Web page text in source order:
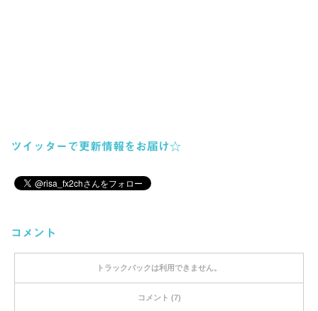
ツイッターで更新情報をお届け☆
コメント
トラックバックは利用できません。
コメント (7)